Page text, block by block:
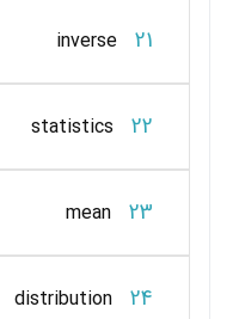
21
inverse
22
statistics
23
mean
24
distribution